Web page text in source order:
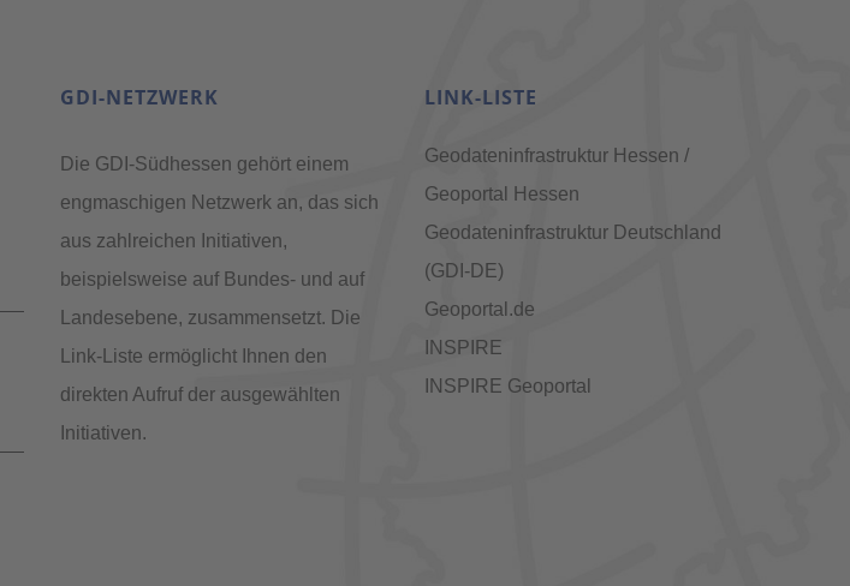
GDI-NETZWERK
Die GDI-Südhessen gehört einem
engmaschigen Netzwerk an, das sich
aus zahlreichen Initiativen,
beispielsweise auf Bundes- und auf
Landesebene, zusammensetzt. Die
Link-Liste ermöglicht Ihnen den
direkten Aufruf der ausgewählten
Initiativen.
LINK-LISTE
Geodateninfrastruktur Hessen /
Geoportal Hessen
Geodateninfrastruktur Deutschland
(GDI-DE)
Geoportal.de
INSPIRE
INSPIRE Geoportal